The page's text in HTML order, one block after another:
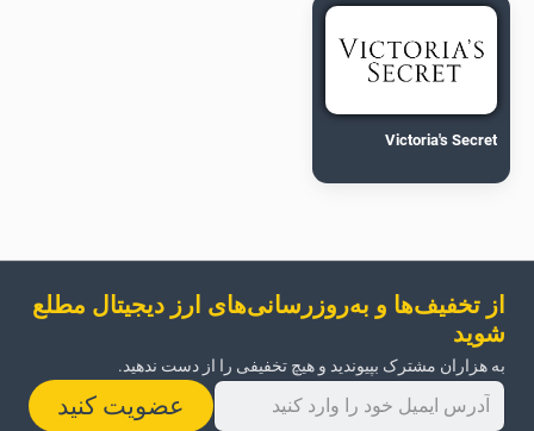
Victoria's Secret
از تخفیف‌ها و به‌روزرسانی‌های ارز دیجیتال مطلع
شوید
به هزاران مشترک بپیوندید و هیچ تخفیفی را از دست ندهید.
عضویت کنید